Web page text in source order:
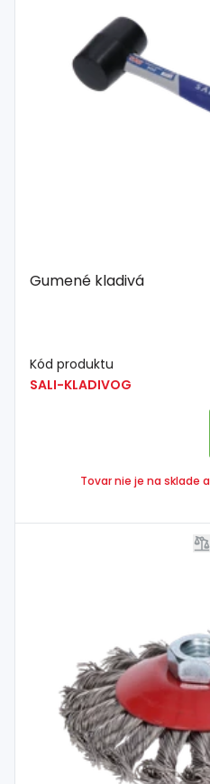
Gumené kladivá
Kód produktu
SALI-KLADIVOG
Tovar nie je na sklade